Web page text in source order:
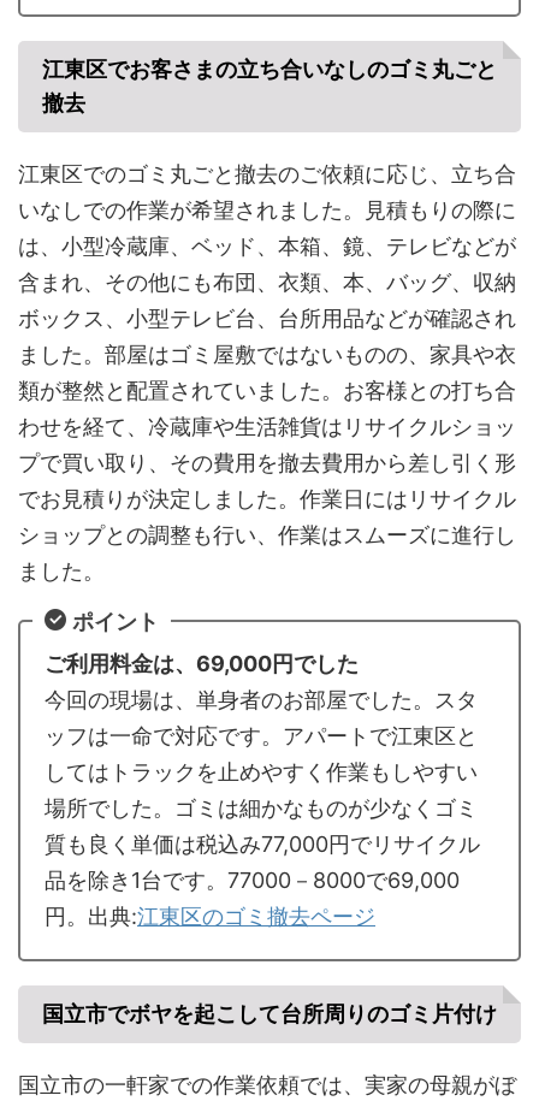
江東区でお客さまの立ち合いなしのゴミ丸ごと
撤去
江東区でのゴミ丸ごと撤去のご依頼に応じ、立ち合
いなしでの作業が希望されました。見積もりの際に
は、小型冷蔵庫、ベッド、本箱、鏡、テレビなどが
含まれ、その他にも布団、衣類、本、バッグ、収納
ボックス、小型テレビ台、台所用品などが確認され
ました。部屋はゴミ屋敷ではないものの、家具や衣
類が整然と配置されていました。お客様との打ち合
わせを経て、冷蔵庫や生活雑貨はリサイクルショッ
プで買い取り、その費用を撤去費用から差し引く形
でお見積りが決定しました。作業日にはリサイクル
ショップとの調整も行い、作業はスムーズに進行し
ました。
ポイント
ご利用料金は、69,000円でした
今回の現場は、単身者のお部屋でした。スタ
ッフは一命で対応です。アパートで江東区と
してはトラックを止めやすく作業もしやすい
場所でした。ゴミは細かなものが少なくゴミ
質も良く単価は税込み77,000円でリサイクル
品を除き1台です。77000－8000で69,000
円。出典:江東区のゴミ撤去ページ
国立市でボヤを起こして台所周りのゴミ片付け
国立市の一軒家での作業依頼では、実家の母親がぼ